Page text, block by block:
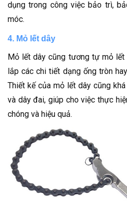
dụng trong công việc bảo trì,
móc.
4. Mỏ lết dây
Mỏ lết dây cũng tương tự mỏ lết
lắp các chi tiết dạng ống tròn
Thiết kế của mỏ lết dây cũng
và dây đai, giúp cho việc thực
chóng và hiệu quả.